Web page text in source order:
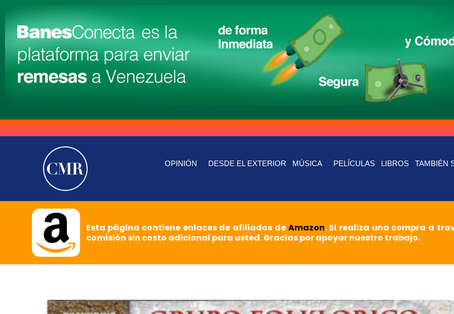
OPINIÓN DESDE EL EXTERIOR MÚSICA PELÍCULAS LIBROS TAMBIÉN
Esta página contiene enlaces de afiliados de Amazon. Si realiza una compra a
comisión sin costo adicional para usted. Gracias por apoyar nuestro trabajo.